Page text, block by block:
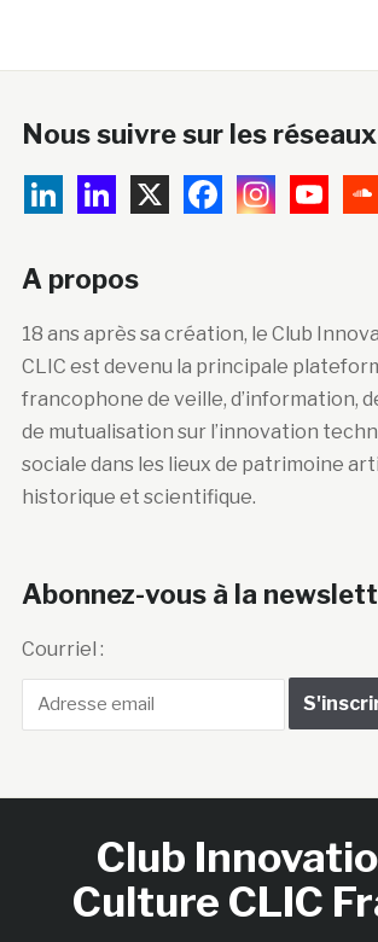
A propos
CLIC est devenu la principale
de mutualisation sur l’innovation
sociale dans les lieux de patrimoine
historique et scientifique.
Abonnez-vous à la
Culture CLIC
BIENVENUE ! LE CLUB
CONTACTS